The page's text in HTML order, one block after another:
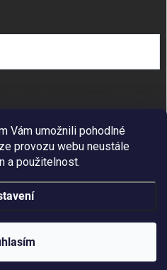
Vám umožnili pohodlné
provozu webu neustále
a použitelnost.
. Všechna práva vyhrazena.
Filipesmedia 🧡
SLEVA